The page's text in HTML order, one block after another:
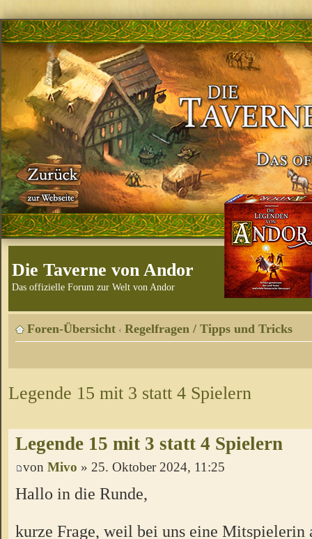
Die Taverne von Andor
Das offizielle Forum zur Welt von Andor
Foren-Übersicht ‹ Regelfragen / Tipps und Tricks
Legende 15 mit 3 statt 4 Spielern
Legende 15 mit 3 statt 4 Spielern
von Mivo » 25. Oktober 2024, 11:25
Hallo in die Runde,
kurze Frage, weil bei uns eine Mitspielerin